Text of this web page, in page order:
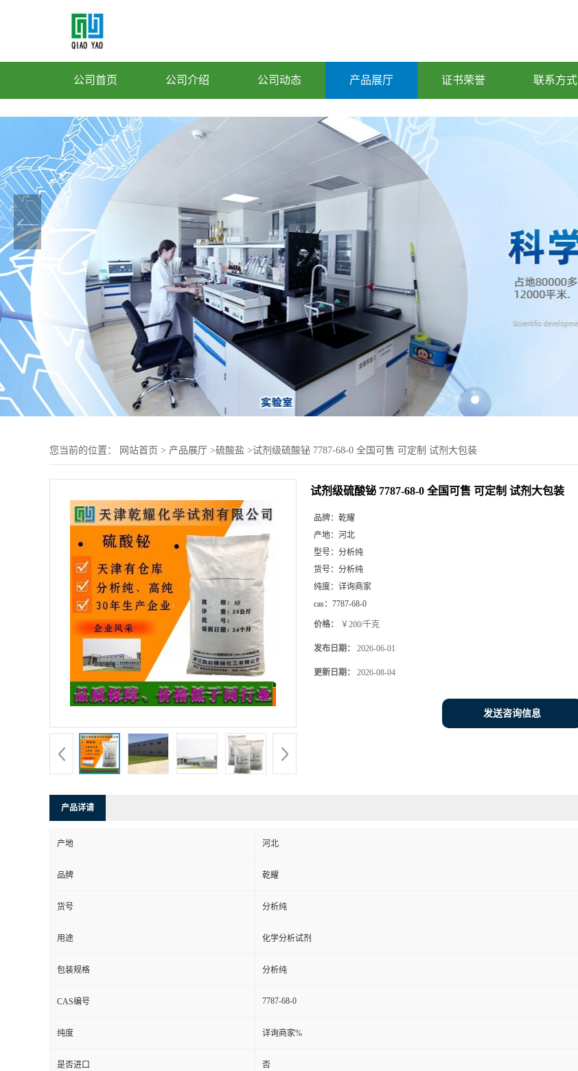
公司首页 公司介绍 公司动态 产品展厅 证书荣誉 联系方式
您当前的位置： 网站首页 > 产品展厅 >硫酸盐 >试剂级硫酸铋 7787-68-0 全国可售 可定制 试剂大包装
试剂级硫酸铋 7787-68-0 全国可售 可定制 试剂大包装
品牌： 乾耀
产地： 河北
型号： 分析纯
货号： 分析纯
纯度： 详询商家
cas： 7787-68-0
价格： ￥200/千克
发布日期： 2026-06-01
更新日期： 2026-08-04
发送咨询信息
产品详请
产地 河北
品牌 乾耀
货号 分析纯
用途 化学分析试剂
包装规格 分析纯
CAS编号 7787-68-0
纯度 详询商家%
是否进口 否